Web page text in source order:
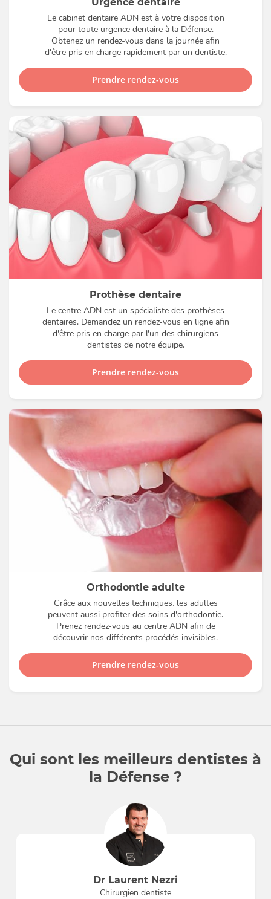
Le cabinet dentaire ADN est à votre disposition
pour toute urgence dentaire à la Défense.
Obtenez un rendez-vous dans la journée afin
d'être pris en charge rapidement par un dentiste.
Prendre rendez-vous
Prothèse dentaire
Le centre ADN est un spécialiste des prothèses
dentaires. Demandez un rendez-vous en ligne afin
d'être pris en charge par l'un des chirurgiens
dentistes de notre équipe.
Prendre rendez-vous
Orthodontie adulte
Grâce aux nouvelles techniques, les adultes
peuvent aussi profiter des soins d'orthodontie.
Prenez rendez-vous au centre ADN afin de
découvrir nos différents procédés invisibles.
Prendre rendez-vous
Qui sont les meilleurs dentistes à
la Défense ?
Dr Laurent Nezri
Chirurgien dentiste